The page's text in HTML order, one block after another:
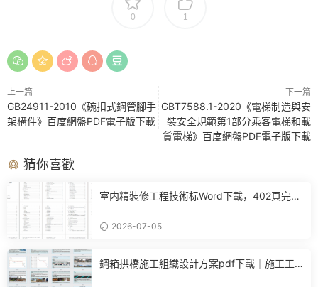
0 1
上一篇
GB24911-2010《碗扣式鋼管腳手
架構件》百度網盤PDF電子版下載
下一篇
GBT7588.1-2020《電梯制造與安
裝安全規範第1部分乘客電梯和載
貨電梯》百度網盤PDF電子版下載
猜你喜歡
室内精裝修工程技術标Word下載，402頁完整
2026-07-05
鋼箱拱橋施工組織設計方案pdf下載｜施工工